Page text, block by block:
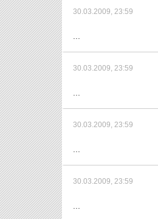
30.03.2009, 23:59
30.03.2009, 23:59
30.03.2009, 23:59
30.03.2009, 23:59